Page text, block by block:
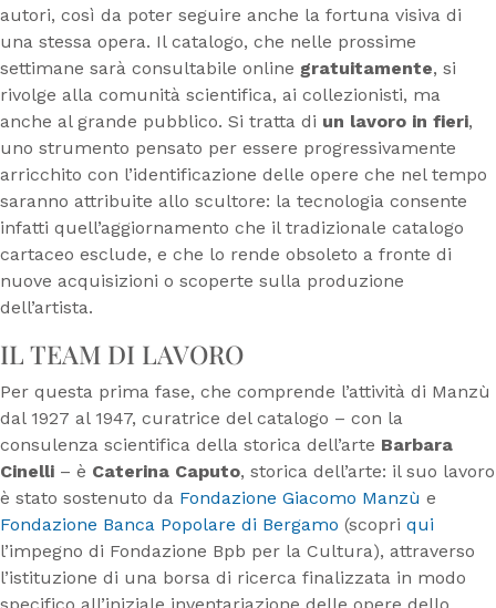
autori, così da poter seguire anche la fortuna visiva di
una stessa opera. Il catalogo, che nelle prossime
settimane sarà consultabile online gratuitamente, si
rivolge alla comunità scientifica, ai collezionisti, ma
anche al grande pubblico. Si tratta di un lavoro in fieri,
uno strumento pensato per essere progressivamente
arricchito con l’identificazione delle opere che nel tempo
saranno attribuite allo scultore: la tecnologia consente
infatti quell’aggiornamento che il tradizionale catalogo
cartaceo esclude, e che lo rende obsoleto a fronte di
nuove acquisizioni o scoperte sulla produzione
dell’artista.
IL TEAM DI LAVORO
Per questa prima fase, che comprende l’attività di Manzù
dal 1927 al 1947, curatrice del catalogo – con la
consulenza scientifica della storica dell’arte Barbara
Cinelli – è Caterina Caputo, storica dell’arte: il suo lavoro
è stato sostenuto da Fondazione Giacomo Manzù e
Fondazione Banca Popolare di Bergamo (scopri qui
l’impegno di Fondazione Bpb per la Cultura), attraverso
l’istituzione di una borsa di ricerca finalizzata in modo